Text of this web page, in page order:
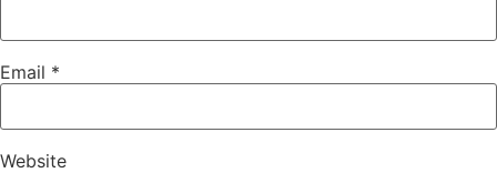
Email *
Website